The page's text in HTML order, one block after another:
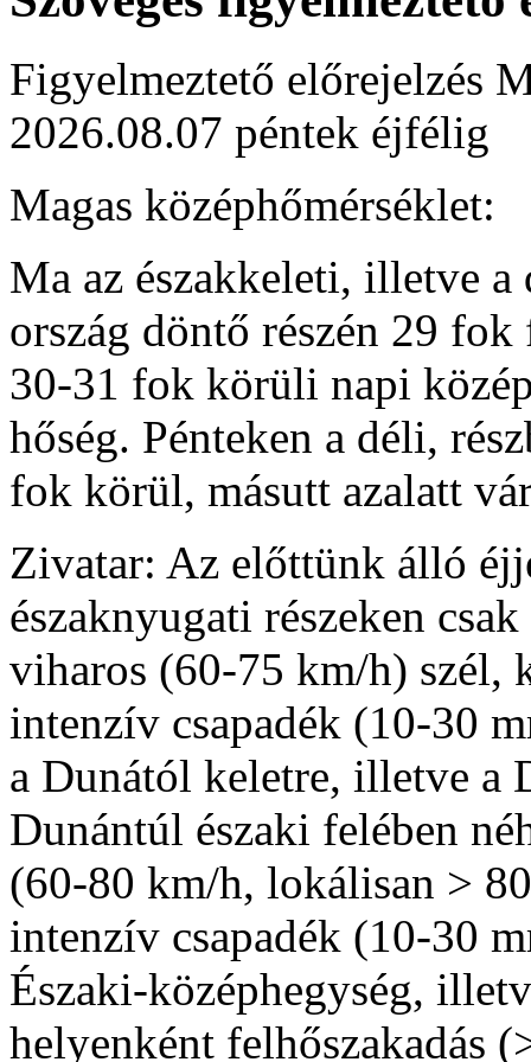
Figyelmeztető előrejelzés
2026.08.07 péntek éjfélig
Magas középhőmérséklet:
Ma az északkeleti, illetve
ország döntő részén 29
30-31 fok körüli napi
hőség. Pénteken a déli,
fok körül, másutt azalatt
Zivatar: Az előttünk álló
északnyugati részeken
viharos (60-75 km/h) szél,
intenzív csapadék (10-30
a Dunától keletre, illetve a
Dunántúl északi felében
(60-80 km/h, lokálisan >
intenzív csapadék (10-30
Északi-középhegység,
helyenként felhőszakadás